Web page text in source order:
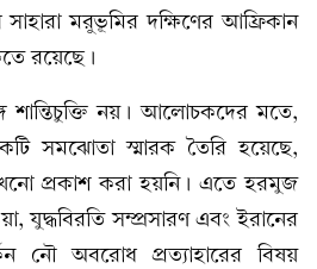
মরুভূমির দক্ষিণের আফ্রিকান
রয়েছে।
শান্তিচুক্তি নয়। আলোচকদের মতে,
সমঝোতা স্মারক তৈরি হয়েছে,
প্রকাশ করা হয়নি। এতে হরমুজ
যুদ্ধবিরতি সম্প্রসারণ এবং ইরানের
নৌ অবরোধ প্রত্যাহারের বিষয়